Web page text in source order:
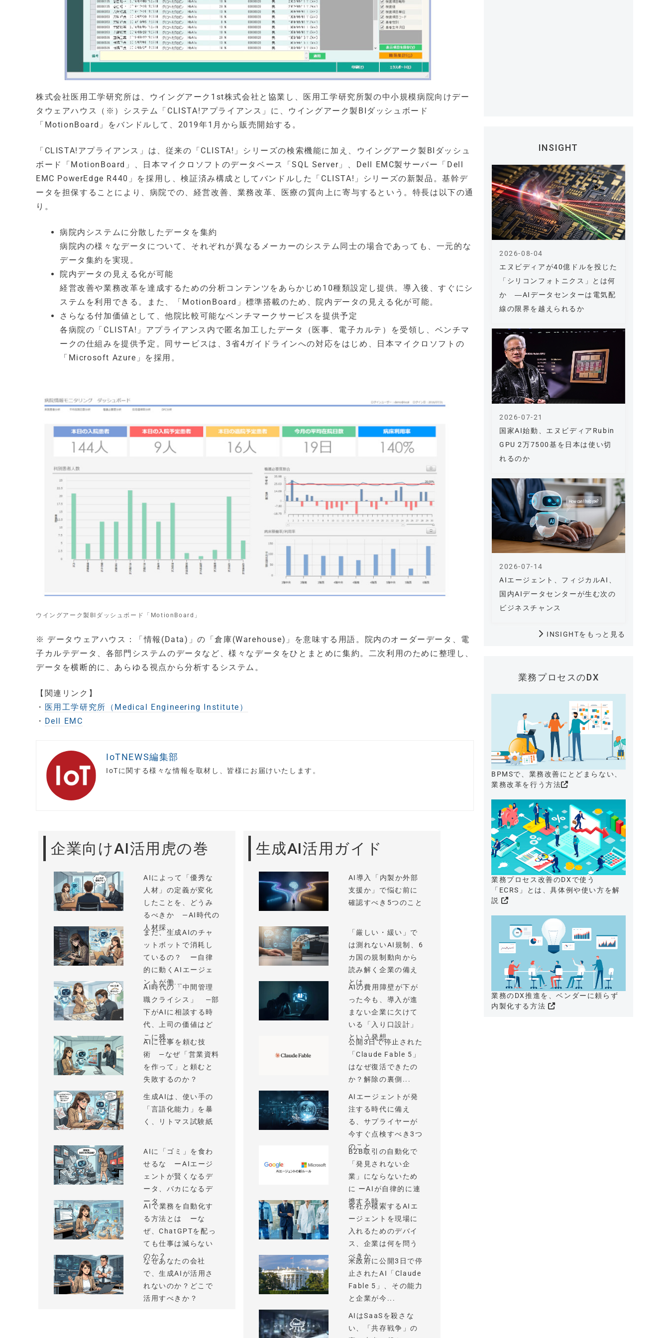
株式会社医用工学研究所は、ウイングアーク1st株式会社と協業し、医用工学研究所製の中小規模病院向けデー
タウェアハウス（※）システム「CLISTA!アプライアンス」に、ウイングアーク製BIダッシュボード
「MotionBoard」をバンドルして、2019年1月から販売開始する。
「CLISTA!アプライアンス」は、従来の「CLISTA!」シリーズの検索機能に加え、ウイングアーク製BIダッシュ
ボード「MotionBoard」、日本マイクロソフトのデータベース「SQL Server」、Dell EMC製サーバー「Dell
EMC PowerEdge R440」を採用し、検証済み構成としてバンドルした「CLISTA!」シリーズの新製品。基幹デ
ータを担保することにより、病院での、経営改善、業務改革、医療の質向上に寄与するという。特長は以下の通
り。
病院内システムに分散したデータを集約
病院内の様々なデータについて、それぞれが異なるメーカーのシステム同士の場合であっても、一元的な
データ集約を実現。
院内データの見える化が可能
経営改善や業務改革を達成するための分析コンテンツをあらかじめ10種類設定し提供。導入後、すぐにシ
ステムを利用できる。また、「MotionBoard」標準搭載のため、院内データの見える化が可能。
さらなる付加価値として、他院比較可能なベンチマークサービスを提供予定
各病院の「CLISTA!」アプライアンス内で匿名加工したデータ（医事、電子カルテ）を受領し、ベンチマ
ークの仕組みを提供予定。同サービスは、3省4ガイドラインへの対応をはじめ、日本マイクロソフトの
「Microsoft Azure」を採用。
ウイングアーク製BIダッシュボード「MotionBoard」
※ データウェアハウス：「情報(Data)」の「倉庫(Warehouse)」を意味する用語。院内のオーダーデータ、電
子カルテデータ、各部門システムのデータなど、様々なデータをひとまとめに集約。二次利用のために整理し、
データを横断的に、あらゆる視点から分析するシステム。
【関連リンク】
・ 医用工学研究所（Medical Engineering Institute）
・ Dell EMC
IoTNEWS編集部
IoTに関する様々な情報を取材し、皆様にお届けいたします。
企業向けAI活用虎の巻
AIによって「優秀な
人材」の定義が変化
したことを、どうみ
るべきか —AI時代の
人材採...
まだ、生成AIのチャ
ットボットで消耗し
ているの？ ー自律
的に動くAIエージェ
ントが働...
AI時代の「中間管理
職クライシス」 —部
下がAIに相談する時
代、上司の価値はど
こに残...
AIに仕事を頼む技
術 —なぜ「営業資料
を作って」と頼むと
失敗するのか？
生成AIは、使い手の
「言語化能力」を暴
く、リトマス試験紙
AIに「ゴミ」を食わ
せるな ーAIエージ
ェントが賢くなるデ
ータ、バカになるデ
ータ
AIで業務を自動化す
る方法とは ーな
ぜ、ChatGPTを配っ
ても仕事は減らない
のか？
なぜあなたの会社
で、生成AIが活用さ
れないのか？どこで
活用すべきか？
生成AI活用ガイド
AI導入「内製か外部
支援か」で悩む前に
確認すべき5つのこと
「厳しい・緩い」で
は測れないAI規制、6
カ国の規制動向から
読み解く企業の備え
とは
AIの費用障壁が下が
った今も、導入が進
まない企業に欠けて
いる「入り口設計」
という発想
公開3日で停止された
「Claude Fable 5」
はなぜ復活できたの
か？解除の裏側...
AIエージェントが発
注する時代に備え
る、サプライヤーが
今すぐ点検すべき3つ
のこと
B2B取引の自動化で
「発見されない企
業」にならないため
に ーAIが自律的に連
携する時...
各社が模索するAIエ
ージェントを現場に
入れるためのデバイ
ス、企業は何を問う
べきか
米政府に公開3日で停
止されたAI「Claude
Fable 5」、その能力
と企業が今...
AIはSaaSを殺さな
い、「共存戦争」の
INSIGHT
エヌビディアが40億ドルを投じた
「シリコンフォトニクス」とは何
か ―AIデータセンターは電気配
線の限界を越えられるか
2026-08-04
国家AI始動、エヌビディアRubin
GPU 2万7500基を日本は使い切
れるのか
2026-07-21
AIエージェント、フィジカルAI、
国内AIデータセンターが生む次の
ビジネスチャンス
2026-07-14
INSIGHTをもっと見る
業務プロセスのDX
BPMSで、業務改善にとどまらない、
業務改革を行う方法
業務プロセス改善のDXで使う
「ECRS」とは、具体例や使い方を解
説
業務のDX推進を、ベンダーに頼らず
内製化する方法